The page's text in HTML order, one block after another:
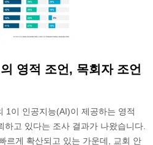
영적 조언, 목회자 조언
1이 인공지능(AI)이 제공하는 영적
고 있다는 조사 결과가 나왔습니다.
르게 확산되고 있는 가운데, 교회 안